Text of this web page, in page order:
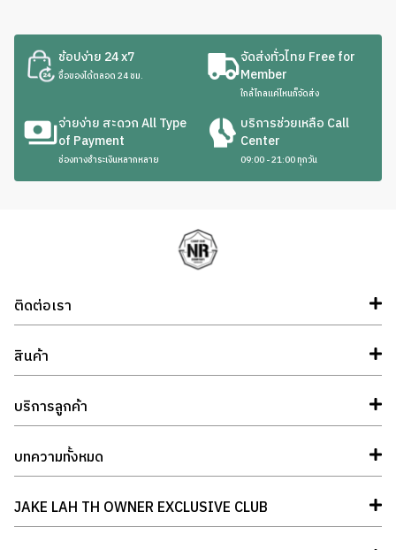
ช้อปง่าย 24 x7
ซื้อของได้ตลอด 24 ชม.
จัดส่งทั่วไทย Free for
Member
ใกล้ไกลแค่ไหนก็จัดส่ง
จ่ายง่าย สะดวก All Type
of Payment
ช่องทางชำระเงินหลากหลาย
บริการช่วยเหลือ Call
Center
09:00 - 21:00 ทุกวัน
ติดต่อเรา
สินค้า
บริการลูกค้า
บทความทั้งหมด
JAKE LAH TH OWNER EXCLUSIVE CLUB